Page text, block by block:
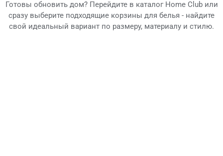
Готовы обновить дом? Перейдите в каталог Home Club или
сразу выберите подходящие корзины для белья - найдите
свой идеальный вариант по размеру, материалу и стилю.